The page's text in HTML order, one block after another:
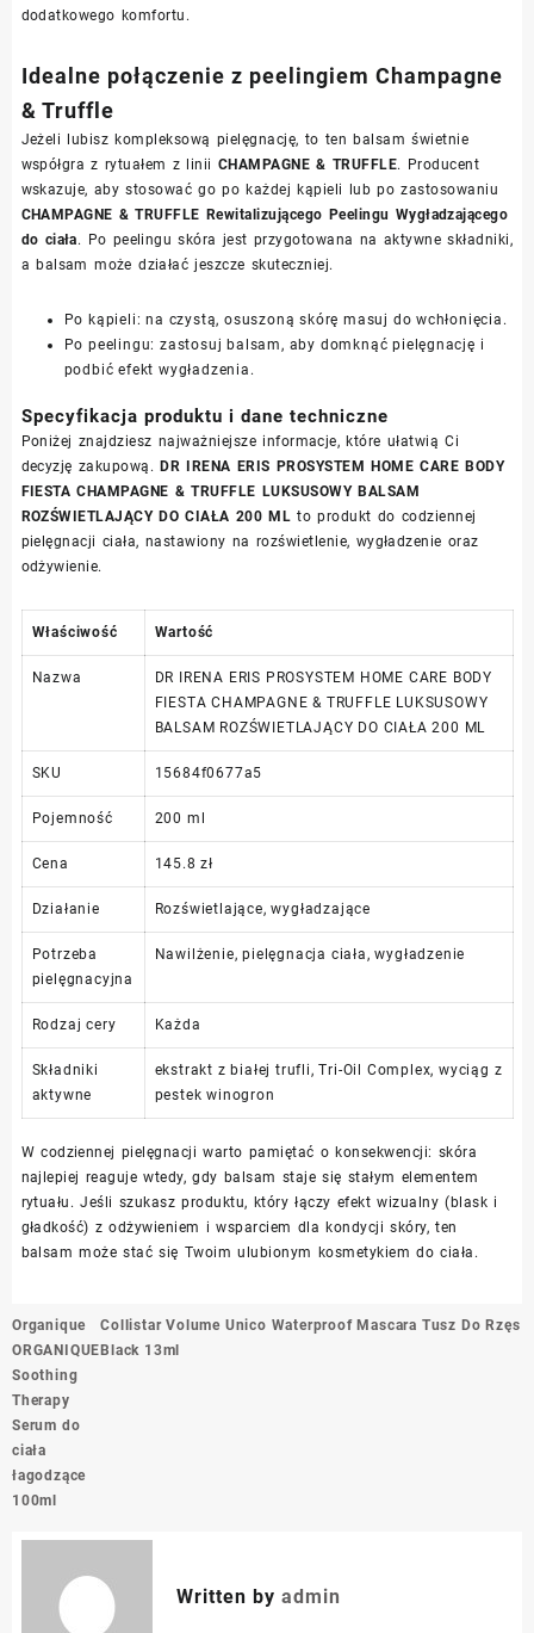
dodatkowego komfortu.
Idealne połączenie z peelingiem Champagne
& Truffle
Jeżeli lubisz kompleksową pielęgnację, to ten balsam świetnie
współgra z rytuałem z linii CHAMPAGNE & TRUFFLE. Producent
wskazuje, aby stosować go po każdej kąpieli lub po zastosowaniu
CHAMPAGNE & TRUFFLE Rewitalizującego Peelingu Wygładzającego
do ciała. Po peelingu skóra jest przygotowana na aktywne składniki,
a balsam może działać jeszcze skuteczniej.
Po kąpieli: na czystą, osuszoną skórę masuj do wchłonięcia.
Po peelingu: zastosuj balsam, aby domknąć pielęgnację i
podbić efekt wygładzenia.
Specyfikacja produktu i dane techniczne
Poniżej znajdziesz najważniejsze informacje, które ułatwią Ci
decyzję zakupową.DR IRENA ERIS PROSYSTEM HOME CARE BODY
FIESTA CHAMPAGNE & TRUFFLE LUKSUSOWY BALSAM
ROZŚWIETLAJĄCY DO CIAŁA 200 ML to produkt do codziennej
pielęgnacji ciała, nastawiony na rozświetlenie, wygładzenie oraz
odżywienie.
Właściwość Wartość
Nazwa
DR IRENA ERIS PROSYSTEM HOME CARE BODY
FIESTA CHAMPAGNE & TRUFFLE LUKSUSOWY
BALSAM ROZŚWIETLAJĄCY DO CIAŁA 200 ML
SKU 15684f0677a5
Pojemność 200 ml
Cena 145.8 zł
Działanie Rozświetlające, wygładzające
Potrzeba
pielęgnacyjna
Nawilżenie, pielęgnacja ciała, wygładzenie
Rodzaj cery Każda
Składniki
aktywne
ekstrakt z białej trufli, Tri-Oil Complex, wyciąg z
pestek winogron
W codziennej pielęgnacji warto pamiętać o konsekwencji: skóra
najlepiej reaguje wtedy, gdy balsam staje się stałym elementem
rytuału. Jeśli szukasz produktu, który łączy efekt wizualny (blask i
gładkość) z odżywieniem i wsparciem dla kondycji skóry, ten
balsam może stać się Twoim ulubionym kosmetykiem do ciała.
Nawigacja
wpisu
Organique
ORGANIQUE
Soothing
Therapy
Serum do
ciała
łagodzące
100ml
Collistar Volume Unico Waterproof Mascara Tusz Do Rzęs
Black 13ml
Written by admin